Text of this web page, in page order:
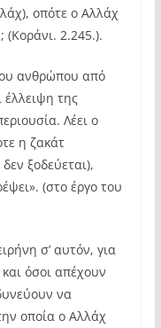
οπότε ο Αλλάχ
(Κοράνι. 2.245.).
ανθρώπου από
έλλειψη της
Λέει ο
η ζακάτ
ξοδεύεται),
(στο έργο του
σ’ αυτόν, για
όσοι απέχουν
να
οποία ο Αλλάχ